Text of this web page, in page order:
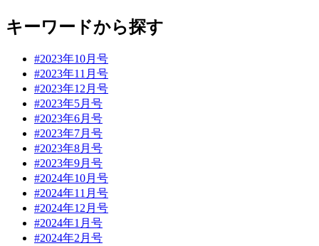
キーワードから探す
#2023年10月号
#2023年11月号
#2023年12月号
#2023年5月号
#2023年6月号
#2023年7月号
#2023年8月号
#2023年9月号
#2024年10月号
#2024年11月号
#2024年12月号
#2024年1月号
#2024年2月号